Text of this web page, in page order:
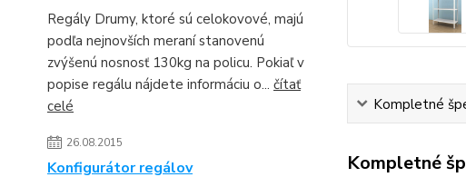
Regály Drumy, ktoré sú celokovové, majú
podľa nejnovších meraní stanovenú
zvýšenú nosnosť 130kg na policu. Pokiaľ v
popise regálu nájdete informáciu o... čítať
celé
26.08.2015
Konfigurátor regálov
Kompletné
Kompletné